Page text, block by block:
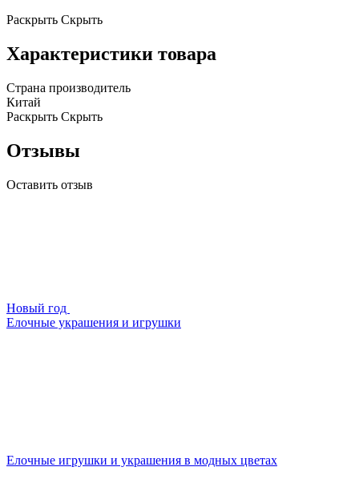
Раскрыть Скрыть
Характеристики товара
Страна производитель
Китай
Раскрыть Скрыть
Отзывы
Оставить отзыв
Новый год
Елочные украшения и игрушки
Елочные игрушки и украшения в модных цветах